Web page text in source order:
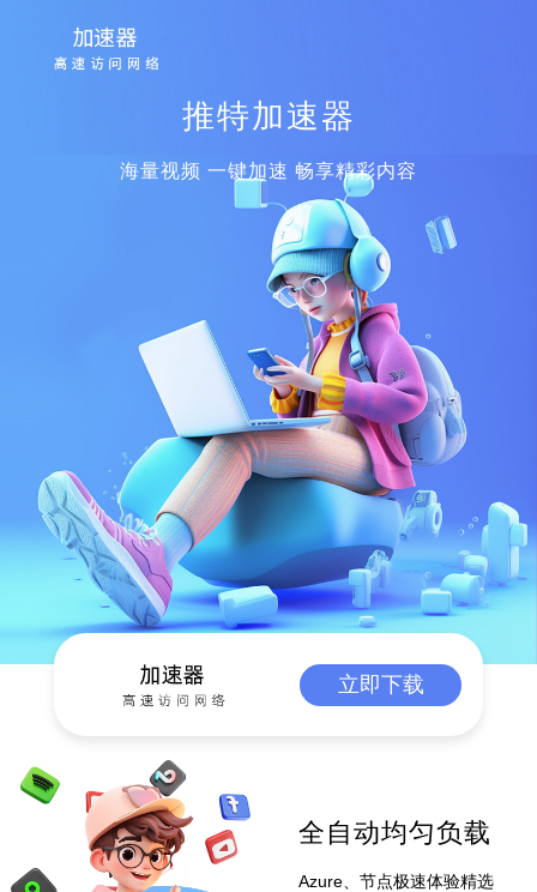
推特加速器
海量视频 一键加速 畅享精彩内容
立即下载
全自动均匀负载
Azure、节点极速体验精选